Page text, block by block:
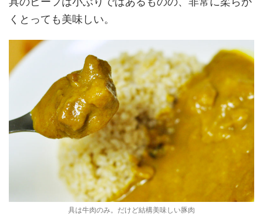
くとっても美味しい。
具は牛肉のみ。だけど結構美味しい豚肉